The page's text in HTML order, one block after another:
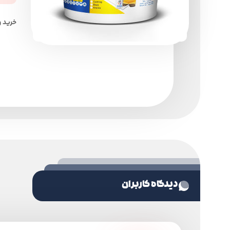
دیدگاه کاربران